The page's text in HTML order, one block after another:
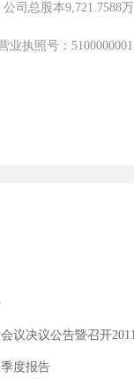
司总股本9,721.7588万
执照号：
议公告暨召开2011年第一
度报告